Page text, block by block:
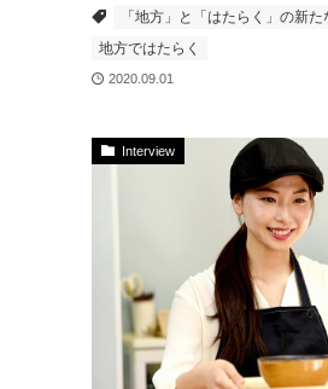
「地方」と「はたらく」の新た
地方ではたらく
2020.09.01
Interview